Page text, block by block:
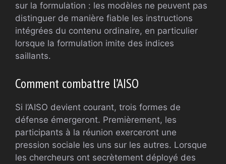
sur la formulation : les modèles ne peuvent pas
distinguer de manière fiable les instructions
intégrées du contenu ordinaire, en particulier
lorsque la formulation imite des indices
saillants.
Comment combattre l’AISO
Si l’AISO devient courant, trois formes de
défense émergeront. Premièrement, les
participants à la réunion exerceront une
pression sociale les uns sur les autres. Lorsque
les chercheurs ont secrètement déployé des